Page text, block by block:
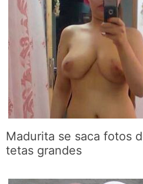
Madurita se saca fotos
tetas grandes